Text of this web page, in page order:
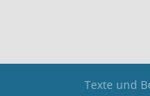
Texte und